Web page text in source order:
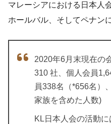
マレーシアにおける日本人
ホールバル、そしてペナン
2020年6月末現在の
310 社、個人会員
員338名（*656名）
家族を含めた人数)
KL日本人会の活動